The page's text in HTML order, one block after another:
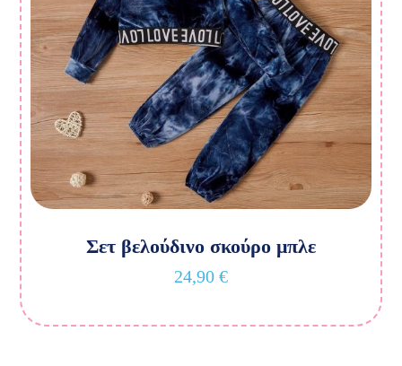
Σετ βελούδινο σκούρο μπλε
24,90 €